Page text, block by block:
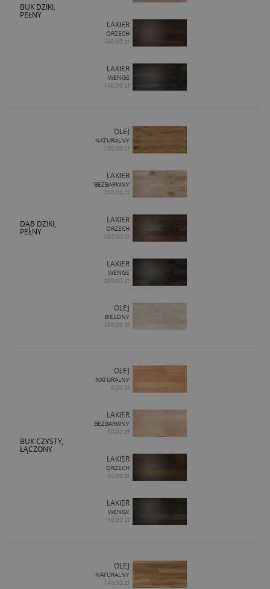
BUK DZIKI,
PEŁNY
LAKIER
ORZECH
140,00 zł
LAKIER
WENGE
140,00 zł
DĄB DZIKI,
PEŁNY
OLEJ
NATURALNY
230,00 zł
LAKIER
BEZBARWNY
280,00 zł
LAKIER
ORZECH
280,00 zł
LAKIER
WENGE
280,00 zł
OLEJ
BIELONY
230,00 zł
BUK CZYSTY,
ŁĄCZONY
OLEJ
NATURALNY
0,00 zł
LAKIER
BEZBARWNY
50,00 zł
LAKIER
ORZECH
50,00 zł
LAKIER
WENGE
50,00 zł
OLEJ
NATURALNY
140,00 zł